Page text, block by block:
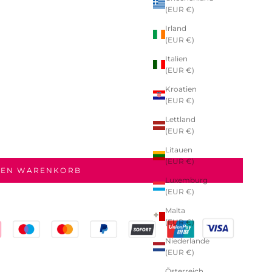
(EUR €)
Irland
(EUR €)
Italien
(EUR €)
Kroatien
(EUR €)
Lettland
(EUR €)
Litauen
(EUR €)
Luxemburg
(EUR €)
Malta
(EUR €)
Niederlande
(EUR €)
WARENKORB